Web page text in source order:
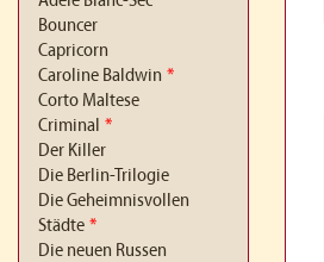
Bouncer
Capricorn
Caroline Baldwin *
Corto Maltese
Criminal *
Der Killer
Die Berlin-Trilogie
Die Geheimnisvollen
Städte *
Die neuen Russen